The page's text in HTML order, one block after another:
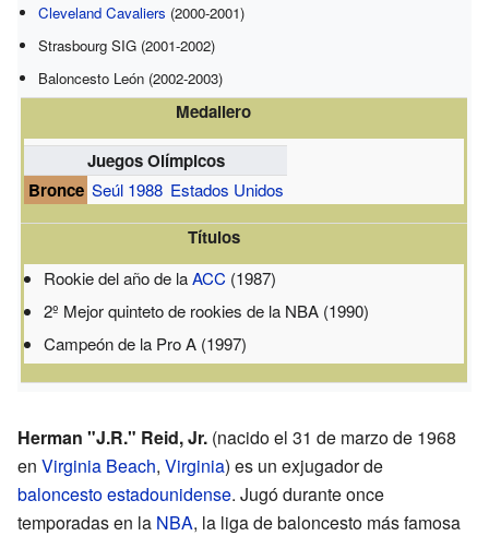
Cleveland Cavaliers (2000-2001)
Strasbourg SIG (2001-2002)
Baloncesto León (2002-2003)
Medallero
Juegos Olímpicos
Bronce Seúl 1988 Estados Unidos
Títulos
Rookie del año de laACC (1987)
2º Mejor quinteto de rookies de la NBA (1990)
Campeón de la Pro A (1997)
Herman "J.R." Reid, Jr. (nacido el 31 de marzo de 1968
en Virginia Beach, Virginia) es un exjugador de
baloncestoestadounidense. Jugó durante once
temporadas en la NBA, la liga de baloncesto más famosa